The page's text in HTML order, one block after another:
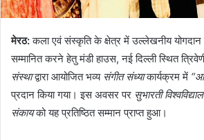
मेरठ:कला एवं संस्कृति के क्षेत्र में उल्लेखनीय योगदान
सम्मानित करने हेतु मंडी हाउस, नई दिल्ली स्थित
संस्थाद्वारा आयोजित भव्य संगीत संध्याकार्यक्रम में
प्रदान किया गया। इस अवसर पर सुभारती
संकायको यह प्रतिष्ठित सम्मान प्राप्त हुआ।